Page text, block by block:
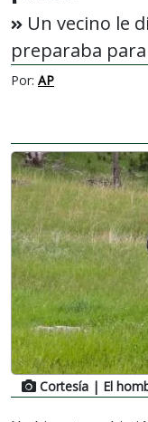
Un vecino le
preparaba
Por: AP
Cortesía | El